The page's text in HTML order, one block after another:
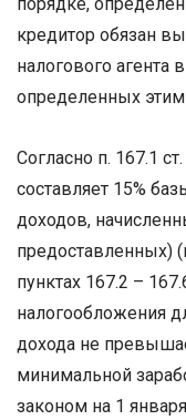
кредитор обязан
налогового агента
определенных
Согласно п. 167.1
составляет 15%
доходов,
предоставленных)
пунктах 167.2 –
налогообложения
дохода не
минимальной
законом на 1